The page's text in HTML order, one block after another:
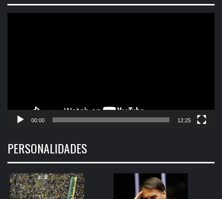
00:00 12:25
PERSONALIDADES